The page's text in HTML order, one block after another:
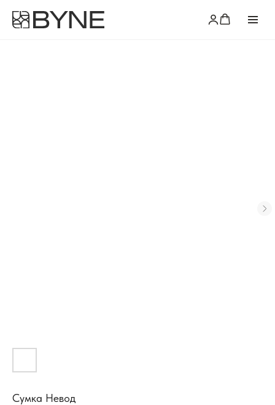
Сумка Невод